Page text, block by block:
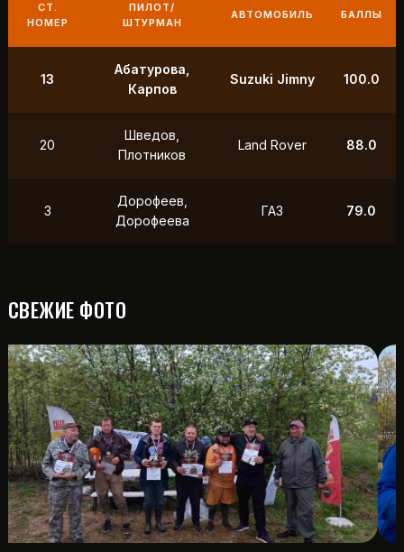
СТ.
НОМЕР
ПИЛОТ/
ШТУРМАН
АВТОМОБИЛЬ БАЛЛЫ
9 Маслов, Ходько УАЗ 250.0
Петухов
Фердман